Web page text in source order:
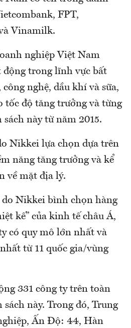
FPT,
Vinamilk.
nghiệp Việt Nam
động trong lĩnh vực bất
nghệ, dầu khí và sữa,
tốc độ tăng trưởng và từng
này từ năm 2015.
Nikkei lựa chọn dựa trên
năng tăng trưởng và kể
về mặt địa lý.
do Nikkei bình chọn hàng
kế” của kinh tế châu Á,
có quy mô lớn nhất và
từ 11 quốc gia/vùng
331 công ty trên toàn
này. Trong đó, Trung
Ấn Độ: 44, Hàn